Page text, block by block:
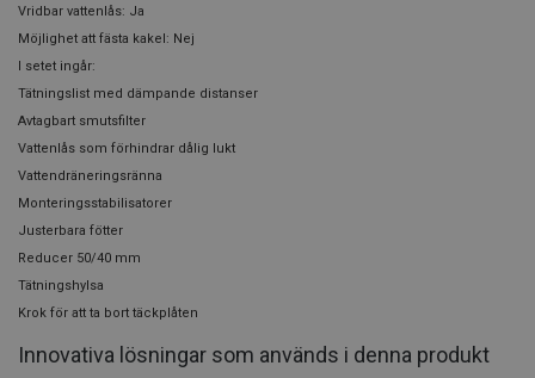
Vridbar vattenlås: Ja
Möjlighet att fästa kakel: Nej
I setet ingår:
Tätningslist med dämpande distanser
Avtagbart smutsfilter
Vattenlås som förhindrar dålig lukt
Vattendräneringsränna
Monteringsstabilisatorer
Justerbara fötter
Reducer 50/40 mm
Tätningshylsa
Krok för att ta bort täckplåten
Innovativa lösningar som används i denna produkt